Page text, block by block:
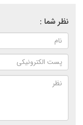
نظر شما :